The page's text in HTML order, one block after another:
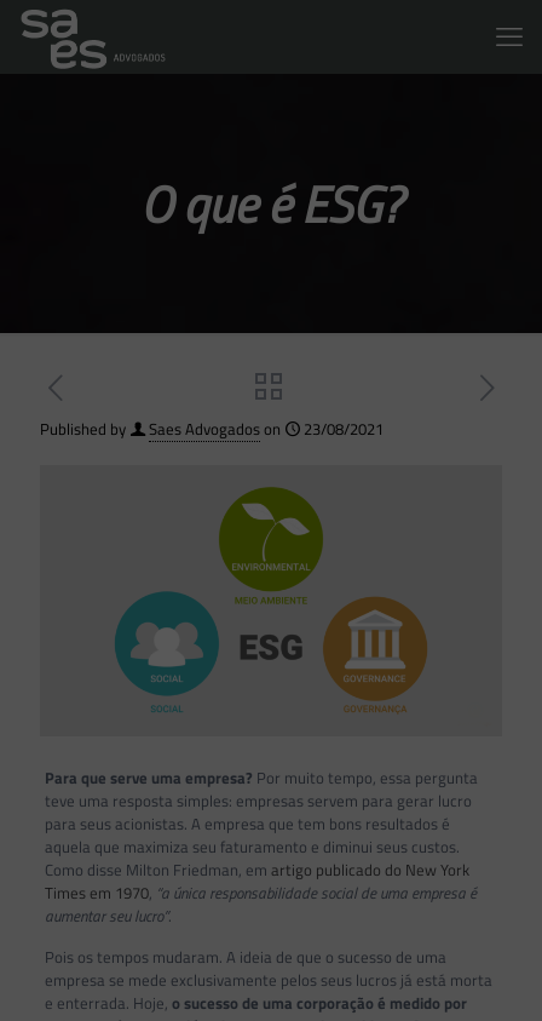
O que é ESG?
Published by Saes Advogadoson 23/08/2021
Para que serve uma empresa? Por muito tempo, essa pergunta
teve uma resposta simples: empresas servem para gerar lucro
para seus acionistas. A empresa que tem bons resultados é
aquela que maximiza seu faturamento e diminui seus custos.
Como disse Milton Friedman, em artigo publicado do New York
Times em 1970, “a única responsabilidade social de uma empresa é
aumentar seu lucro”.
Pois os tempos mudaram. A ideia de que o sucesso de uma
empresa se mede exclusivamente pelos seus lucros já está morta
e enterrada. Hoje, o sucesso de uma corporação é medido por